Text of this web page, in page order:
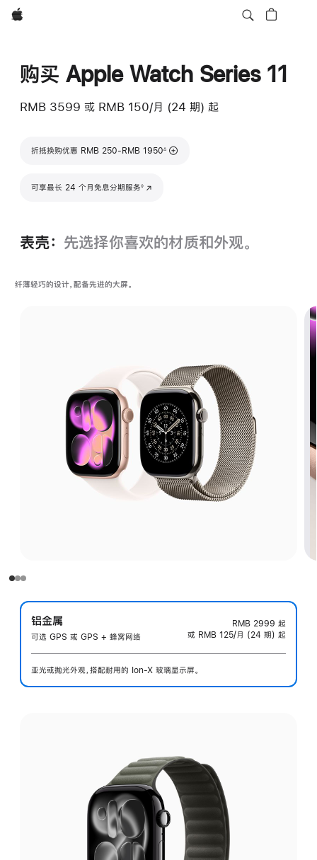
Apple
购买 Apple Watch Series 11
RMB 3599 或 RMB 150/月 (24 期) 起
折抵换购优惠 RMB 250-RMB 1950
脚注
∆
可享最长 24 个月免息分期服务◊
(在新窗口中打开)
表壳： 先选择你喜欢的材质和外观。
纤薄轻巧的设计，配备先进的大屏。
铝金属
可选 GPS 或 GPS + 蜂窝网络
RMB 2999 起
或 RMB 125/月 (24 期) 起
亚光或抛光外观，搭配耐用的 Ion-X 玻璃显示屏。